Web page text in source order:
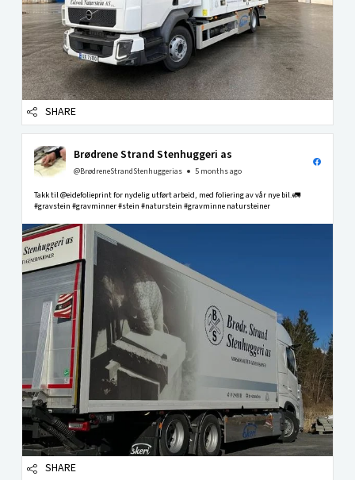
SHARE
Brødrene Strand Stenhuggeri as
@BrødreneStrandStenhuggerias 5 months ago
Takk til @eidefolieprint for nydelig utført arbeid, med foliering av vår nye bil.🚛
#gravstein #gravminner #stein #naturstein #gravminne natursteiner
SHARE